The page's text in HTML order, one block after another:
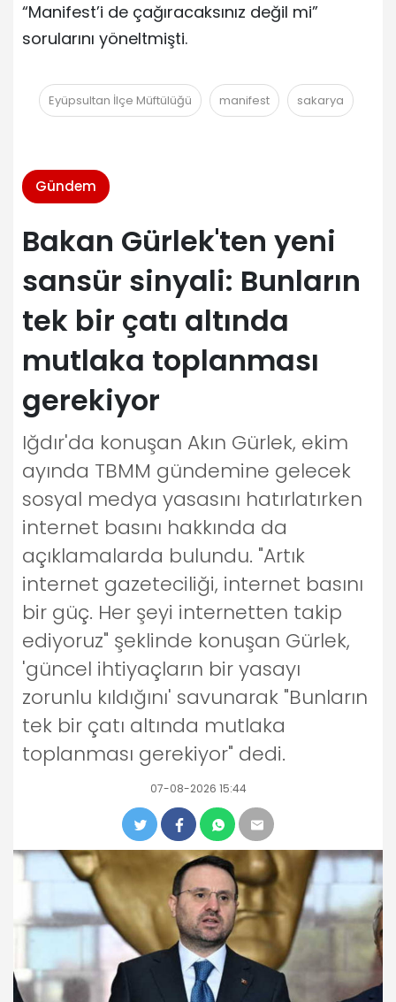
“Manifest’i de çağıracaksınız değil mi”
sorularını yöneltmişti.
Eyüpsultan İlçe Müftülüğü manifest sakarya
Gündem
Bakan Gürlek'ten yeni
sansür sinyali: Bunların
tek bir çatı altında
mutlaka toplanması
gerekiyor
Iğdır'da konuşan Akın Gürlek, ekim
ayında TBMM gündemine gelecek
sosyal medya yasasını hatırlatırken
internet basını hakkında da
açıklamalarda bulundu. "Artık
internet gazeteciliği, internet basını
bir güç. Her şeyi internetten takip
ediyoruz" şeklinde konuşan Gürlek,
'güncel ihtiyaçların bir yasayı
zorunlu kıldığını' savunarak "Bunların
tek bir çatı altında mutlaka
toplanması gerekiyor" dedi.
07-08-2026 15:44